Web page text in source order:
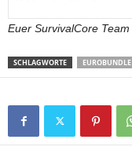
Euer SurvivalCore Team
SCHLAGWORTE EUROBUNDLE